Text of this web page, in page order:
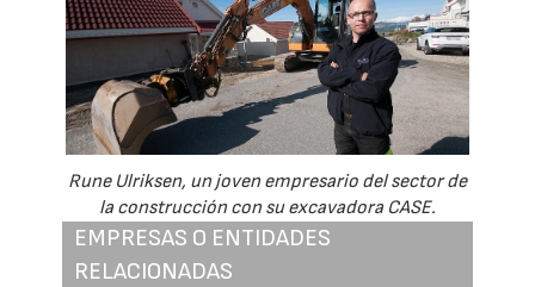
Rune Ulriksen, un joven empresario del sector de
la construcción con su excavadora CASE.
EMPRESAS O ENTIDADES
RELACIONADAS